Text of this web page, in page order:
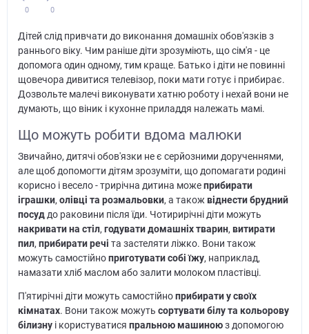
0 0
Дітей слід привчати до виконання домашніх обов'язків з
раннього віку. Чим раніше діти зрозуміють, що сім'я - це
допомога один одному, тим краще. Батько і діти не повинні
щовечора дивитися телевізор, поки мати готує і прибирає.
Дозвольте малечі виконувати хатню роботу і нехай вони не
думають, що віник і кухонне приладдя належать мамі.
Що можуть робити вдома малюки
Звичайно, дитячі обов'язки не є серйозними дорученнями,
але щоб допомогти дітям зрозуміти, що допомагати родині
корисно і весело - трирічна дитина можеприбирати
іграшки, олівці та розмальовки, а також віднести брудний
посуддо раковини після їди. Чотирирічні діти можуть
накривати на стіл, годувати домашніх тварин, витирати
пил, прибирати речі та застеляти ліжко. Вони також
можуть самостійноприготувати собі їжу, наприклад,
намазати хліб маслом або залити молоком пластівці.
П'ятирічні діти можуть самостійноприбирати у своїх
кімнатах. Вони також можуть сортувати білу та кольорову
білизнуі користуватися пральною машиноюз допомогою